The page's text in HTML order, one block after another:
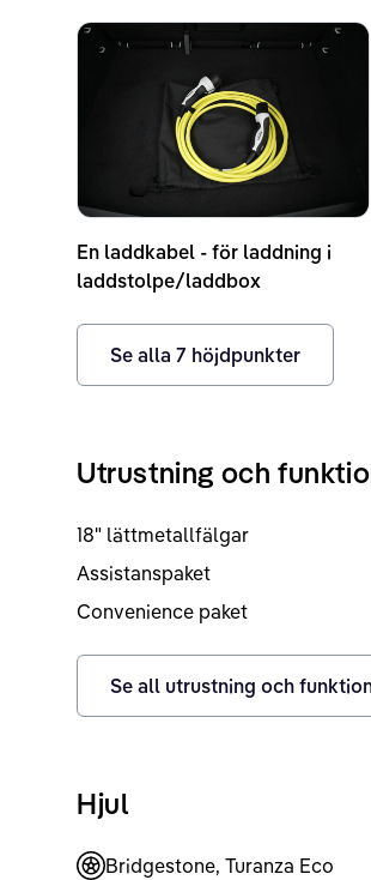
En laddkabel - för laddning i
laddstolpe/laddbox
Se alla 7 höjdpunkter
Utrustning och
18" lättmetallfälgar
Assistanspaket
Convenience paket
Se all utrustning och
Hjul
Bridgestone, Turanza Eco